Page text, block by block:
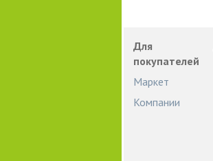
Для
покупателей
Маркет
Компании